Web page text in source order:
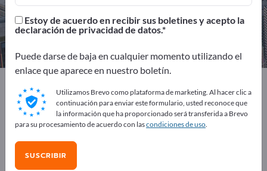
2 1
Proveedores de servicio
Eliminación de residuos y reciclado
Eliminación del amianto
¡Anúnciese gratis en Exportpages!
Estoy de acuerdo en recibir sus boletines y acepto la
declaración de privacidad de datos.
Puede darse de baja en cualquier momento utilizando el
enlace que aparece en nuestro boletín.
Utilizamos Brevo como plataforma de marketing. Al hacer clic a
continuación para enviar este formulario, usted reconoce que
la información que ha proporcionado será transferida a Brevo
para su procesamiento de acuerdo con lascondiciones de uso.
SUSCRIBIR